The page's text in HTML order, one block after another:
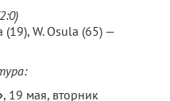
(19), W. Osula (65) —
, 19 мая, вторник